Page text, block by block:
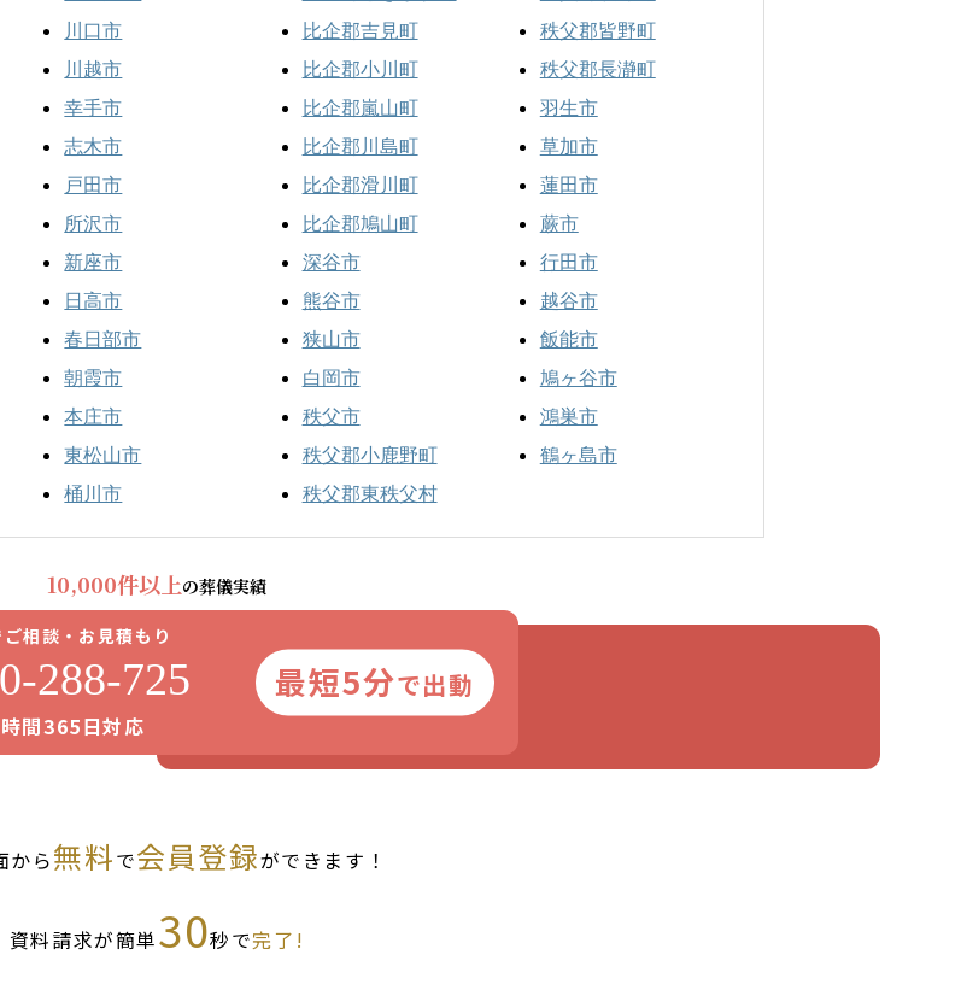
川口市
川越市
幸手市
志木市
戸田市
所沢市
新座市
日高市
春日部市
朝霞市
本庄市
東松山市
桶川市
比企郡吉見町
比企郡小川町
比企郡嵐山町
比企郡川島町
比企郡滑川町
比企郡鳩山町
深谷市
熊谷市
狭山市
白岡市
秩父市
秩父郡小鹿野町
秩父郡東秩父村
秩父郡皆野町
秩父郡長瀞町
羽生市
草加市
蓮田市
蕨市
行田市
越谷市
飯能市
鳩ヶ谷市
鴻巣市
鶴ヶ島市
10,000件以上の葬儀実績
相談・お見積もり
288-725
間365日対応
最短5分で出動
から無料で会員登録ができます！
資料請求が簡単30秒で完了!